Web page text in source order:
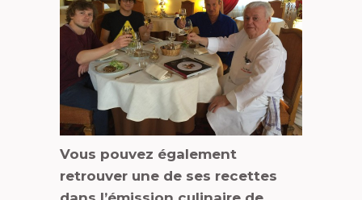
Vous pouvez également
retrouver une de ses recettes